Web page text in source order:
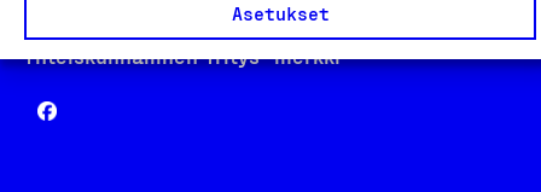
Asetukset
Yhteiskunnallinen Yritys -merkki